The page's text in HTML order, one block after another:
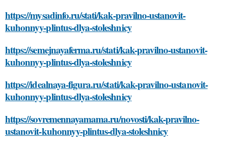
https://mysadinfo.ru/stati/kak-pravilno-ustanovit-
kuhonnyy-plintus-dlya-stoleshnicy
https://semejnayaferma.ru/stati/kak-pravilno-ustanovit-
kuhonnyy-plintus-dlya-stoleshnicy
https://idealnaya-figura.ru/stati/kak-pravilno-ustanovit-
kuhonnyy-plintus-dlya-stoleshnicy
https://sovremennayamama.ru/novosti/kak-pravilno-
ustanovit-kuhonnyy-plintus-dlya-stoleshnicy